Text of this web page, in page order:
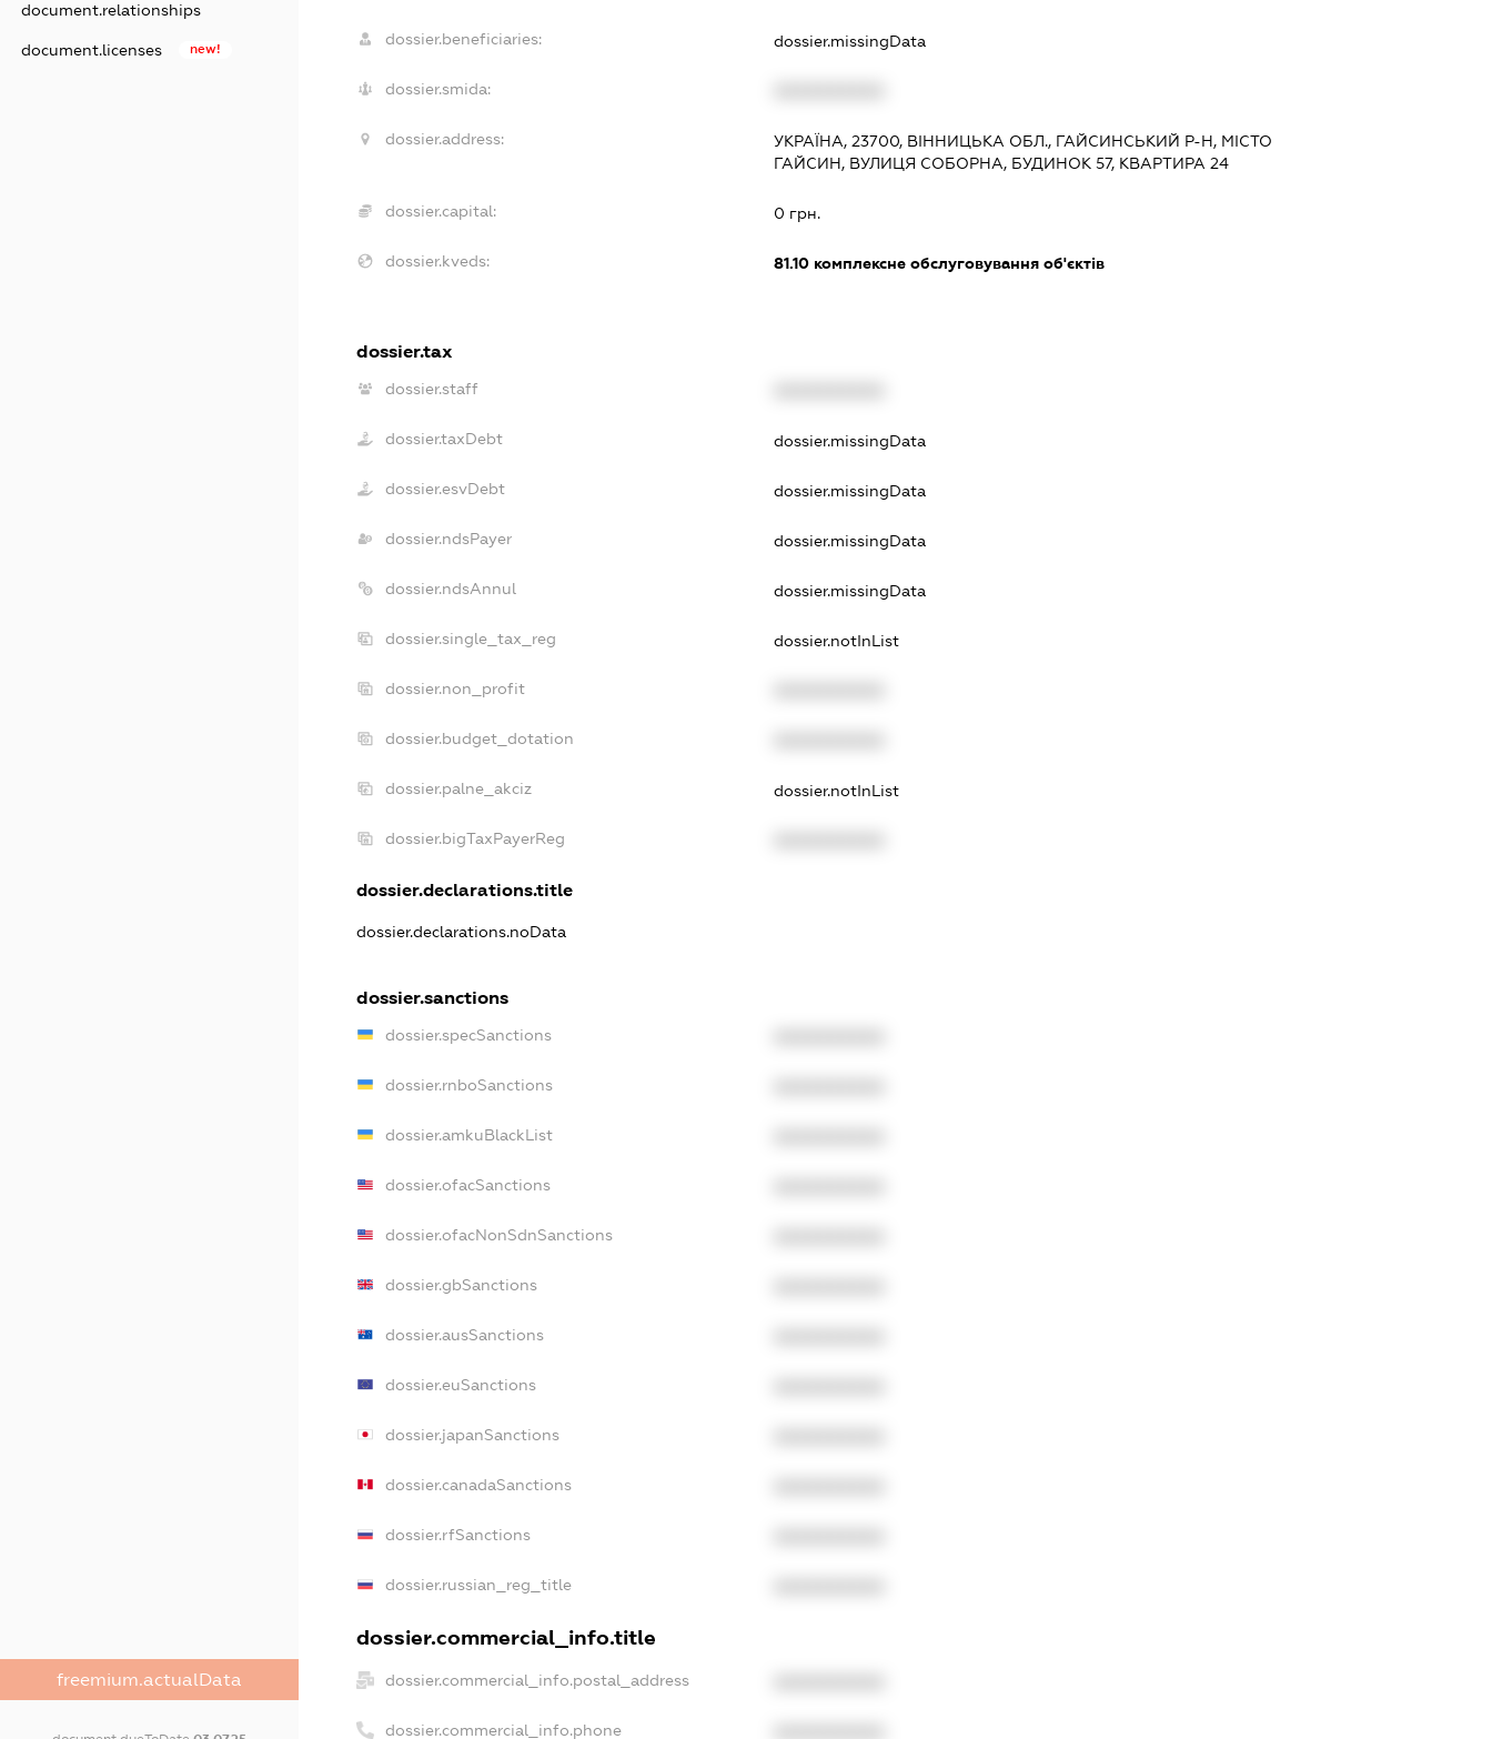
document.relationships
document.licenses new!
freemium.actualData
dossier.beneficiaries: dossier.missingData
dossier.smida:
dossier.address:
УКРАЇНА, 23700, ВІННИЦЬКА ОБЛ., ГАЙСИНСЬКИЙ Р-Н, МІСТО
ГАЙСИН, ВУЛИЦЯ СОБОРНА, БУДИНОК 57, КВАРТИРА 24
dossier.capital: 0 грн.
dossier.kveds: 81.10 комплексне обслуговування об'єктів
dossier.tax
dossier.staff
dossier.taxDebt dossier.missingData
dossier.esvDebt dossier.missingData
dossier.ndsPayer dossier.missingData
dossier.ndsAnnul dossier.missingData
dossier.single_tax_reg dossier.notInList
dossier.non_profit
dossier.budget_dotation
dossier.palne_akciz dossier.notInList
dossier.bigTaxPayerReg
dossier.declarations.title
dossier.declarations.noData
dossier.sanctions
dossier.specSanctions
dossier.rnboSanctions
dossier.amkuBlackList
dossier.ofacSanctions
dossier.ofacNonSdnSanctions
dossier.gbSanctions
dossier.ausSanctions
dossier.euSanctions
dossier.japanSanctions
dossier.canadaSanctions
dossier.rfSanctions
dossier.russian_reg_title
dossier.commercial_info.title
dossier.commercial_info.postal_address
dossier.commercial_info.phone